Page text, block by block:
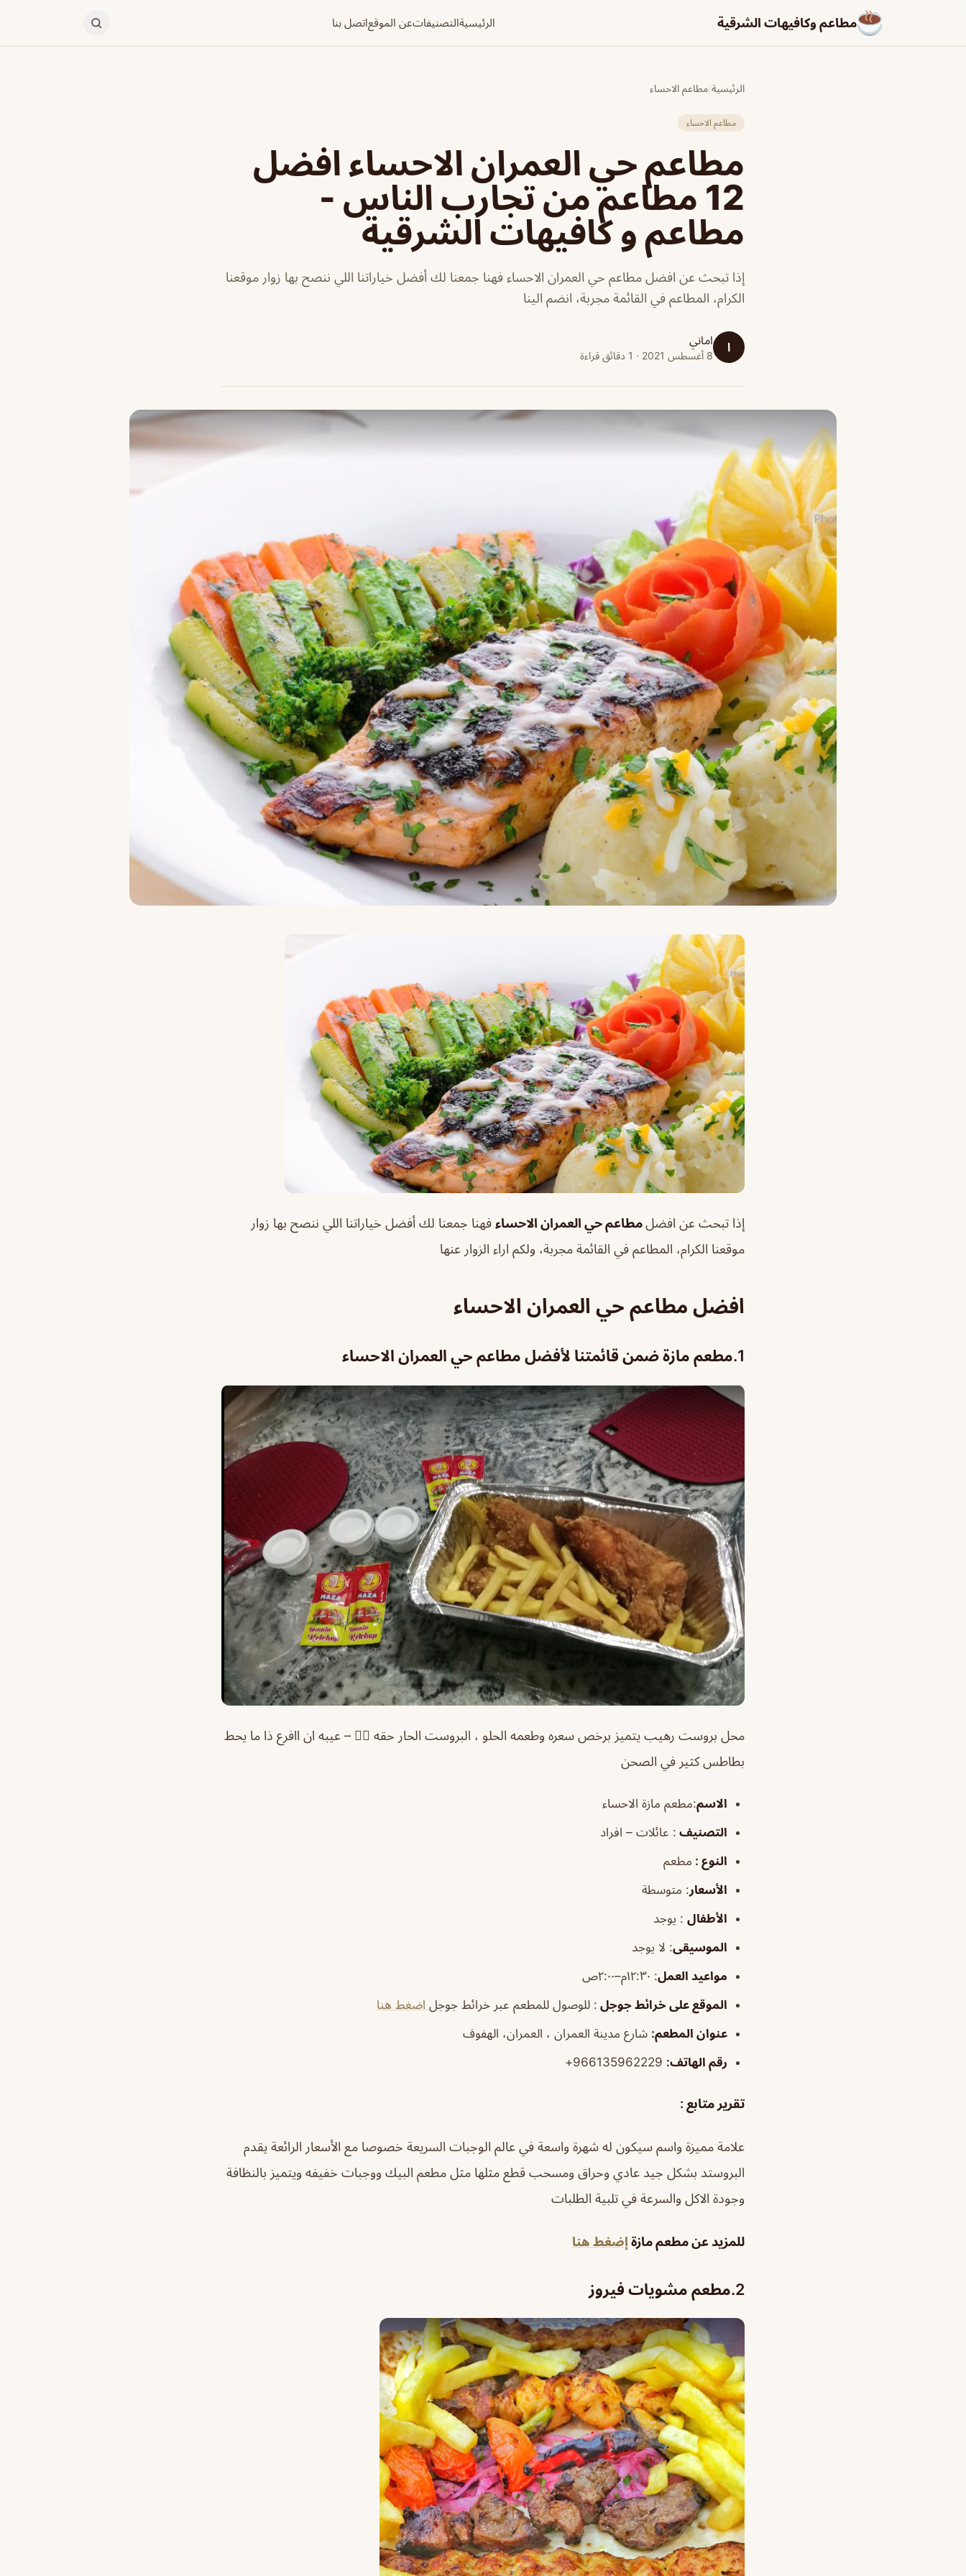
مطاعم وكافيهات الشرقية الرئيسيةالتصنيفاتعن الموقعاتصل بنا
الرئيسية/مطاعم الاحساء
مطاعم الاحساء
مطاعم حي العمران الاحساء افضل
12 مطاعم من تجارب الناس -
مطاعم و كافيهات الشرقية
إذا تبحث عن افضل مطاعم حي العمران الاحساء فهنا جمعنا لك أفضل خياراتنا اللي ننصح بها زوار موقعنا
الكرام، المطاعم في القائمة مجربة، انضم الينا
ا اماني
8 أغسطس 2021 · 1 دقائق قراءة
إذا تبحث عن افضلمطاعم حي العمران الاحساء فهنا جمعنا لك أفضل خياراتنا اللي ننصح بها زوار
موقعنا الكرام، المطاعم في القائمة مجربة، ولكم اراء الزوار عنها
افضل مطاعم حي العمران الاحساء
1. مطعم مازة ضمن قائمتنا لأفضل مطاعم حي العمران الاحساء
محل بروست رهيب يتميز برخص سعره وطعمه الحلو ، البروست الحار حقه 👍🏼 – عيبه ان اافرع ذا ما يحط
بطاطس كثير في الصحن
الاسم:مطعم مازة الاحساء
التصنيف : عائلات – افراد
النوع : مطعم
الأسعار: متوسطة
الأطفال : يوجد
الموسيقى: لا يوجد
مواعيد العمل: ١٢:٣٠م–٢:٠٠ص
الموقع على خرائط جوجل : للوصول للمطعم عبر خرائط جوجل اضغط هنا
عنوان المطعم: شارع مدينة العمران ، العمران، الهفوف‎
رقم الهاتف:
تقرير متابع :
علامة مميزة واسم سيكون له شهرة واسعة في عالم الوجبات السريعة خصوصا مع الأسعار الرائعة يقدم
البروستد بشكل جيد عادي وحراق ومسحب قطع مثلها مثل مطعم البيك ووجبات خفيفه ويتميز بالنظافة
وجودة الاكل والسرعة في تلبية الطلبات
للمزيد عن مطعم مازة إضغط هنا
2. مطعم مشويات فيروز